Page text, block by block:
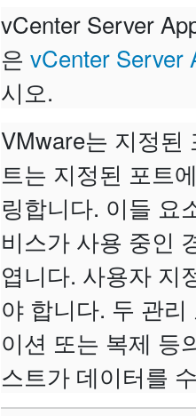
vCenter Server
은 vCenter Server
시오.
VMware는 지정된
트는 지정된 포트
링합니다. 이들 요
비스가 사용 중인
엽니다. 사용자 지
야 합니다. 두 관
이션 또는 복제 등
스트가 데이터를